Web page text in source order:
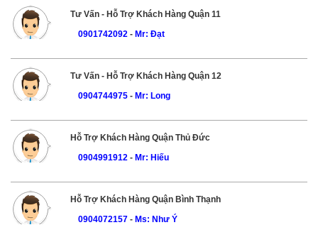
Tư Vấn - Hỗ Trợ Khách Hàng Quận 11
0901742092- Mr: Đạt
Tư Vấn - Hỗ Trợ Khách Hàng Quận 12
0904744975- Mr: Long
Hỗ Trợ Khách Hàng Quận Thủ Đức
0904991912- Mr: Hiếu
Hỗ Trợ Khách Hàng Quận Bình Thạnh
0904072157- Ms: Như Ý